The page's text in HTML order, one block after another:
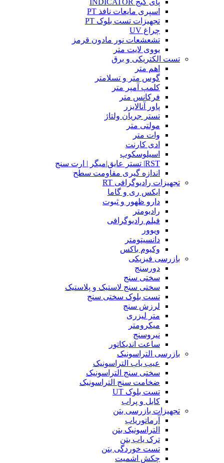
پای گیج INDICATOR
اسپری مایعات نافذ PT
تجهیزات تست بلوک PT
چراغ UV
تشعشعات نور مادون قرمز
یووی لایت متر
تست الکتریکی و برق
اهم متر
گوس متر و تسلامتر
کلمپ آمپر متر
فرکانس متر
پاور آنالایزر
تستر جریان ولتاژ
مولتی متر
وات متر
ادی کارنت
اسیلوسکوپ
RST| تستر عایق|میگر | ارت سنج
اندازه گیری مقاومت سطح
تجهیزات رادیوگرافی RT
ایکس ری و گاما
دارو ظهور و ثبوت
رادیومتر
فیلم رادیوگرافی
ویوور
دانسیتومتر
وکیوم باکس
بازرسی فیزیکی
دورسنج
سختی سنج
سختی سنج لاستیک و پلاستیک
تست بلوک سختی سنج
لرزش سنج
متر لیزری
میکرومتر
نیروسنج
ساعت اندیکاتور
بازرسی التراسونیک
عیب یاب التراسونیک
سختی سنج التراسونیک
ضخامت سنج التراسونیک
تست بلوک UT
کابل و پراب
تجهیزات بازرسی بتن
آرماتوریاب
التراسونیک بتن
ترک یاب بتن
تست خوردگی بتن
چکش اشمیت